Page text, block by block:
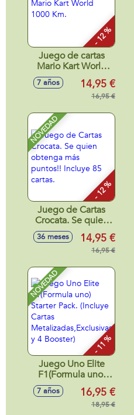
- 12 %
Juego de cartas
Mario Kart World
1000 Km.
7 años 14,95 €
16,95 €
NOVEDAD
- 12 %
Juego de Cartas
Crocata. Se quien
obtenga más
puntos!! Incluye 85
36 meses 14,95 €
16,95 €
NOVEDAD
- 11 %
Juego Uno Elite
F1(Formula uno)
Starter Pack.
(Incluye Cartas
Metalizadas,Exclusivas
7 años 16,95 €
18,95 €